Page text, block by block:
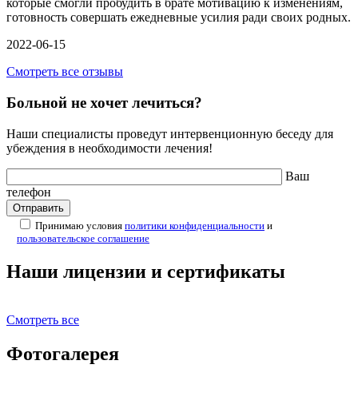
которые смогли пробудить в брате мотивацию к изменениям,
готовность совершать ежедневные усилия ради своих родных.
2022-06-15
Смотреть все отзывы
Больной не хочет лечиться?
Наши специалисты проведут интервенционную беседу для
убеждения в необходимости лечения!
Ваш
телефон
Принимаю условия политики конфиденциальности и
пользовательское соглашение
Наши лицензии и сертификаты
Смотреть все
Фотогалерея